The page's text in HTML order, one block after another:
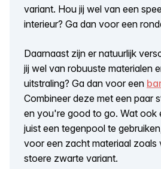
variant. Hou jij wel van een
interieur? Ga dan voor een
Daarnaast zijn er natuurlijk
jij wel van robuuste materialen
uitstraling? Ga dan voor een
Combineer deze met een paar
en you're good to go. Wat ook
juist een tegenpool te
voor een zacht materiaal zoals
stoere zwarte variant.